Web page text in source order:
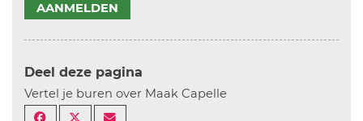
AANMELDEN
Deel deze pagina
Vertel je buren over Maak Capelle